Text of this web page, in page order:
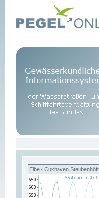
Elbe - Cuxhaven Steubenhöft